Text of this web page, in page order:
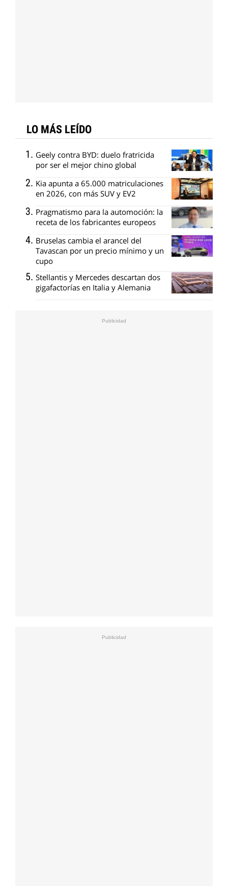
LO MÁS LEÍDO
Geely contra BYD: duelo fratricida
por ser el mejor chino global
Kia apunta a 65.000 matriculaciones
en 2026, con más SUV y EV2
Pragmatismo para la automoción: la
receta de los fabricantes europeos
Bruselas cambia el arancel del
Tavascan por un precio mínimo y un
cupo
Stellantis y Mercedes descartan dos
gigafactorías en Italia y Alemania